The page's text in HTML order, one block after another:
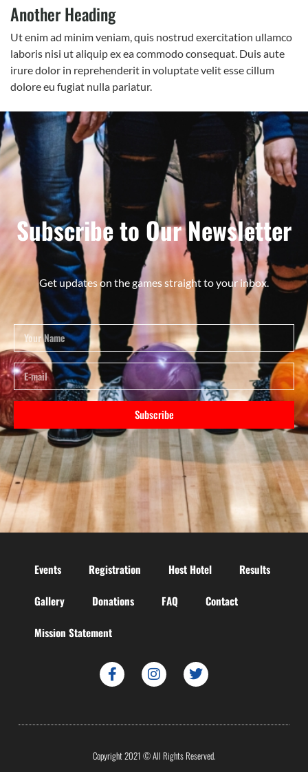
Another Heading
Ut enim ad minim veniam, quis nostrud exercitation ullamco
laboris nisi ut aliquip ex ea commodo consequat. Duis aute
irure dolor in reprehenderit in voluptate velit esse cillum
dolore eu fugiat nulla pariatur.
Subscribe to Our Newsletter
Get updates on the games straight to your inbox.
Subscribe
Events Registration Host Hotel Results
Gallery Donations FAQ Contact
Mission Statement
Copyright 2021 © All Rights Reserved.